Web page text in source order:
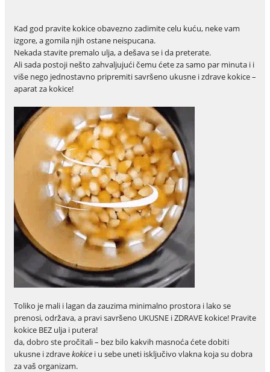
Kad god pravite kokice obavezno zadimite celu kuću, neke vam
izgore, a gomila njih ostane neispucana.
Nekada stavite premalo ulja, a dešava se i da preterate.
Ali sada postoji nešto zahvaljujući čemu ćete za samo par minuta i i
više nego jednostavno pripremiti savršeno ukusne i zdrave kokice –
aparat za kokice!
Toliko je mali i lagan da zauzima minimalno prostora i lako se
prenosi, održava, a pravi savršeno UKUSNE i ZDRAVE kokice! Pravite
kokice BEZ ulja i putera!
da, dobro ste pročitali – bez bilo kakvih masnoća ćete dobiti
ukusne i zdravekokicei u sebe uneti isključivo vlakna koja su dobra
za vaš organizam.